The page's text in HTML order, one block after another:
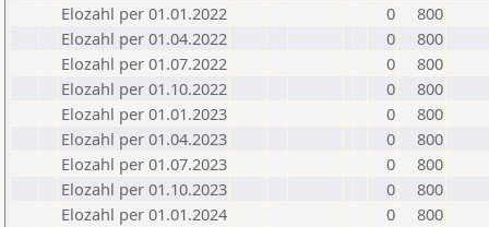
Elozahl per 01.01.2022
0
800
Elozahl per 01.04.2022
0
800
Elozahl per 01.07.2022
0
800
Elozahl per 01.10.2022
0
800
Elozahl per 01.01.2023
0
800
Elozahl per 01.04.2023
0
800
Elozahl per 01.07.2023
0
800
Elozahl per 01.10.2023
0
800
Elozahl per 01.01.2024
0
800